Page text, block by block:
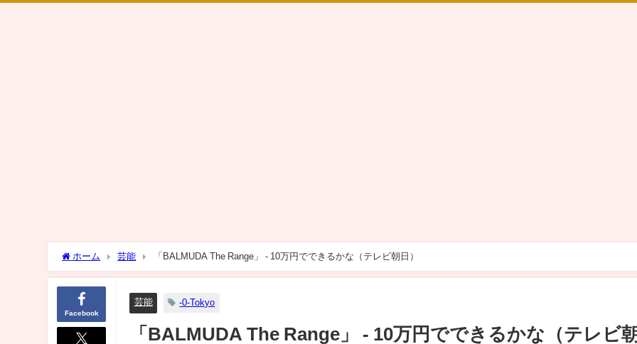
ホーム 芸能 「BALMUDA The Range」 - 10万円でできるかな（テレビ朝日）
Facebook
芸能 -0-Tokyo
「BALMUDA The Range」 - 10万円でできるかな（テレビ